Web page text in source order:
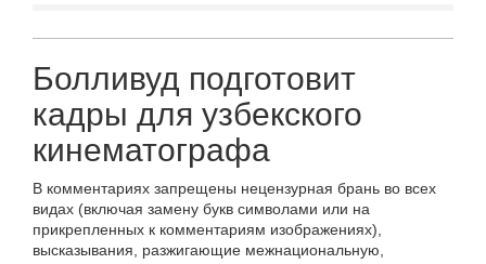
Болливуд подготовит
кадры для узбекского
кинематографа
В комментариях запрещены нецензурная брань во всех
видах (включая замену букв символами или на
прикрепленных к комментариям изображениях),
высказывания, разжигающие межнациональную,